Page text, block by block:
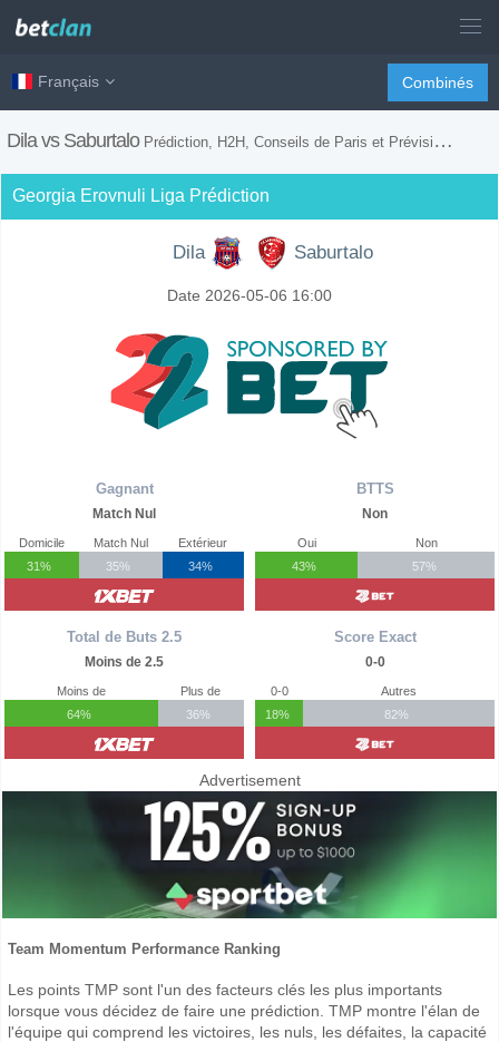
Français Combinés
Dila vs Saburtalo Prédiction, H2H, Conseils de Paris et Prévision du Match
Georgia Erovnuli Liga Prédiction
Dila Saburtalo
Date 2026-05-06 16:00
Gagnant
Match Nul
Domicile
31%
Match Nul
35%
Extérieur
34%
Total de Buts 2.5
Moins de 2.5
Moins de
64%
Plus de
36%
BTTS
Non
Oui
43%
Non
57%
Score Exact
0-0
0-0
18%
Autres
82%
Advertisement
Team Momentum Performance Ranking
Les points TMP sont l'un des facteurs clés les plus importants
lorsque vous décidez de faire une prédiction. TMP montre l'élan de
l'équipe qui comprend les victoires, les nuls, les défaites, la capacité